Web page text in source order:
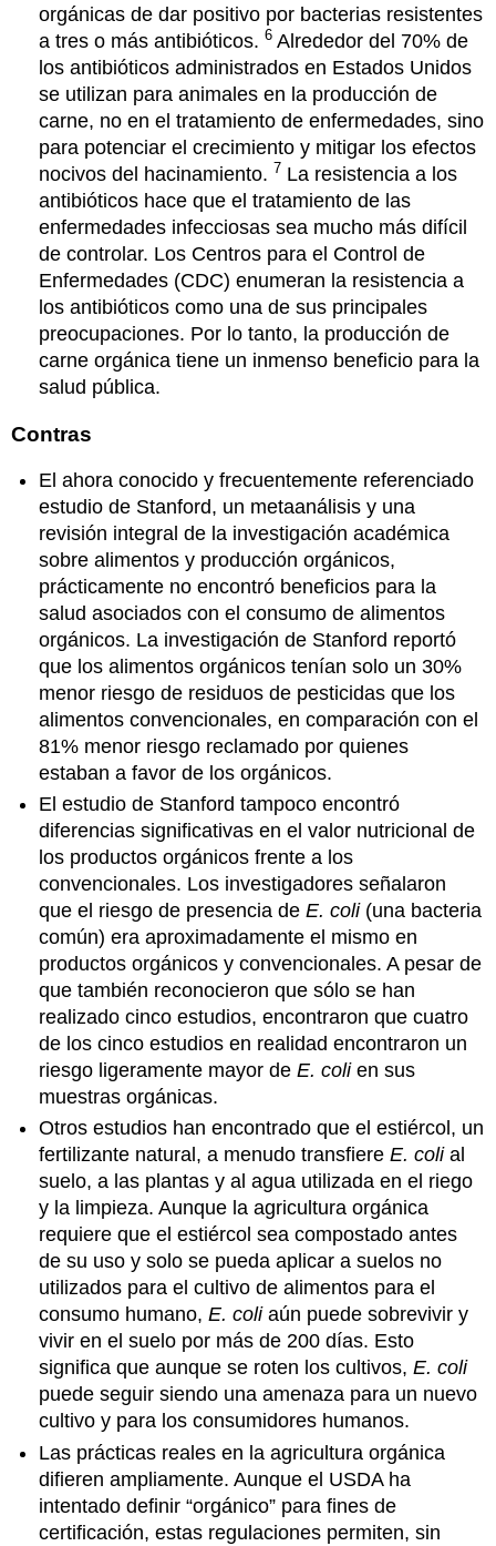
orgánicas de dar positivo por bacterias resistentes
a tres o más antibióticos.6 Alrededor del 70% de
los antibióticos administrados en Estados Unidos
se utilizan para animales en la producción de
carne, no en el tratamiento de enfermedades, sino
para potenciar el crecimiento y mitigar los efectos
nocivos del hacinamiento. 7 La resistencia a los
antibióticos hace que el tratamiento de las
enfermedades infecciosas sea mucho más difícil
de controlar. Los Centros para el Control de
Enfermedades (CDC) enumeran la resistencia a
los antibióticos como una de sus principales
preocupaciones. Por lo tanto, la producción de
carne orgánica tiene un inmenso beneficio para la
salud pública.
Contras
El ahora conocido y frecuentemente referenciado
estudio de Stanford, un metaanálisis y una
revisión integral de la investigación académica
sobre alimentos y producción orgánicos,
prácticamente no encontró beneficios para la
salud asociados con el consumo de alimentos
orgánicos. La investigación de Stanford reportó
que los alimentos orgánicos tenían solo un 30%
menor riesgo de residuos de pesticidas que los
alimentos convencionales, en comparación con el
81% menor riesgo reclamado por quienes
estaban a favor de los orgánicos.
El estudio de Stanford tampoco encontró
diferencias significativas en el valor nutricional de
los productos orgánicos frente a los
convencionales. Los investigadores señalaron
que el riesgo de presencia deE. coli(una bacteria
común) era aproximadamente el mismo en
productos orgánicos y convencionales. A pesar de
que también reconocieron que sólo se han
realizado cinco estudios, encontraron que cuatro
de los cinco estudios en realidad encontraron un
riesgo ligeramente mayor deE. colien sus
muestras orgánicas.
Otros estudios han encontrado que el estiércol, un
fertilizante natural, a menudo transfiereE. colial
suelo, a las plantas y al agua utilizada en el riego
y la limpieza. Aunque la agricultura orgánica
requiere que el estiércol sea compostado antes
de su uso y solo se pueda aplicar a suelos no
utilizados para el cultivo de alimentos para el
consumo humano,E. coliaún puede sobrevivir y
vivir en el suelo por más de 200 días. Esto
significa que aunque se roten los cultivos,E. coli
puede seguir siendo una amenaza para un nuevo
cultivo y para los consumidores humanos.
Las prácticas reales en la agricultura orgánica
difieren ampliamente. Aunque el USDA ha
intentado definir “orgánico” para fines de
certificación, estas regulaciones permiten, sin